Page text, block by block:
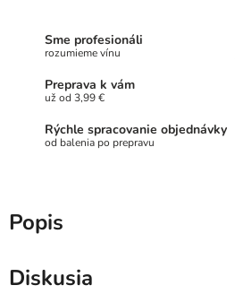
Sme profesionáli
rozumieme vínu
Preprava k vám
už od 3,99 €
Rýchle spracovanie objednávky
od balenia po prepravu
Popis
Diskusia